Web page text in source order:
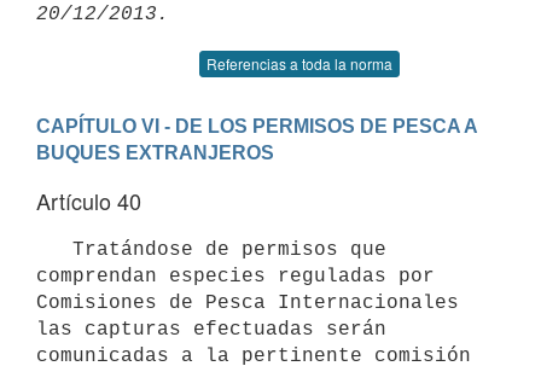
Referencias a toda la norma
CAPÍTULO VI - DE LOS PERMISOS DE PESCA A
BUQUES EXTRANJEROS
Artículo 40
comprendan especies reguladas por
Comisiones de Pesca Internacionales
las capturas efectuadas serán
comunicadas a la pertinente comisión